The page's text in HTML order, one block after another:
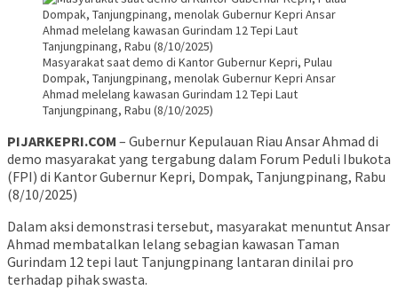
Masyarakat saat demo di Kantor Gubernur Kepri, Pulau
Dompak, Tanjungpinang, menolak Gubernur Kepri Ansar
Ahmad melelang kawasan Gurindam 12 Tepi Laut
Tanjungpinang, Rabu (8/10/2025)
PIJARKEPRI.COM – Gubernur Kepulauan Riau Ansar Ahmad di
demo masyarakat yang tergabung dalam Forum Peduli Ibukota
(FPI) di Kantor Gubernur Kepri, Dompak, Tanjungpinang, Rabu
(8/10/2025)
Dalam aksi demonstrasi tersebut, masyarakat menuntut Ansar
Ahmad membatalkan lelang sebagian kawasan Taman
Gurindam 12 tepi laut Tanjungpinang lantaran dinilai pro
terhadap pihak swasta.